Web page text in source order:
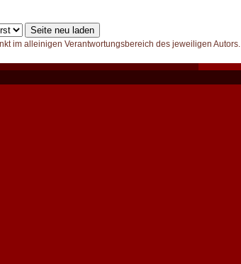
im alleinigen Verantwortungsbereich des jeweiligen Autors.